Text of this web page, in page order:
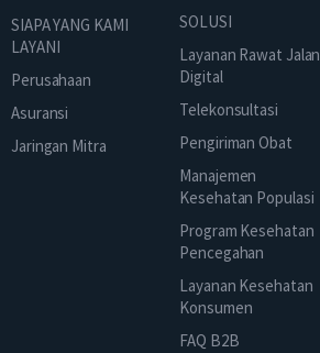
SIAPA YANG KAMI
LAYANI
Perusahaan
Asuransi
Jaringan Mitra
SOLUSI
Layanan Rawat Jalan
Digital
Telekonsultasi
Pengiriman Obat
Manajemen
Kesehatan Populasi
Program Kesehatan
Pencegahan
Layanan Kesehatan
Konsumen
FAQ B2B